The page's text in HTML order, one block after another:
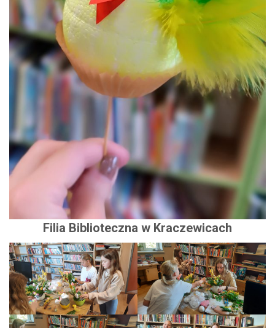
Filia Biblioteczna w Kraczewicach